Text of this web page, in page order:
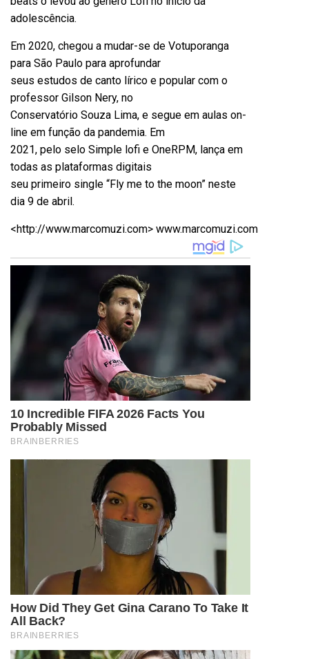
adolescência.
Em 2020, chegou a mudar-se de Votuporanga
para São Paulo para aprofundar
seus estudos de canto lírico e popular com o
professor Gilson Nery, no
Conservatório Souza Lima, e segue em aulas on-
line em função da pandemia. Em
2021, pelo selo Simple lofi e OneRPM, lança em
todas as plataformas digitais
seu primeiro single “Fly me to the moon” neste
dia 9 de abril.
<http://www.marcomuzi.com> www.marcomuzi.com